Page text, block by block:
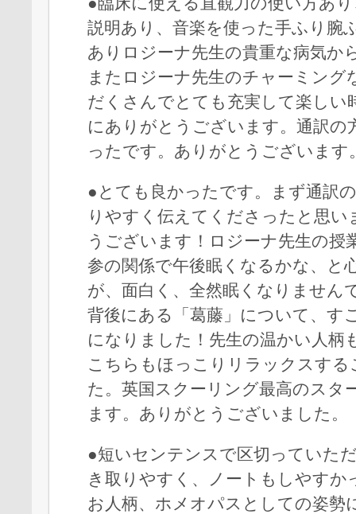
説明あり、音楽を使った手ふり腕
ありロジーナ先生の貴重な病気か
またロジーナ先生のチャーミング
だくさんでとても充実して楽しい
にありがとうございます。通訳の
ったです。ありがとうございます
●とても良かったです。まず通訳
りやすく伝えてくださったと思い
うございます！ロジーナ先生の授
参の関係で午後眠くなるかな、と
が、面白く、全然眠くなりません
背後にある「葛藤」について、す
になりました！先生の温かい人柄
こちらもほっこりリラックスす
た。英国スクーリング最高のスタ
ます。ありがとうございました。
●短いセンテンスで区切っていた
き取りやすく、ノートもしやすか
お人柄、ホメオパスとしての姿勢